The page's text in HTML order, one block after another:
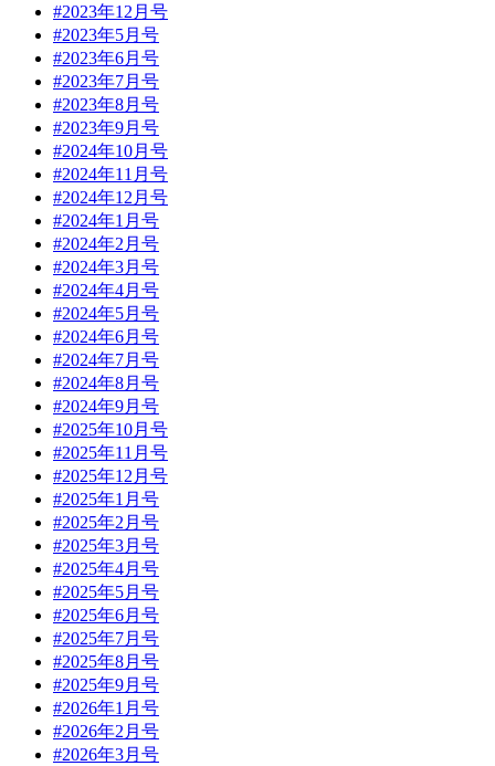
#2023年12月号
#2023年5月号
#2023年6月号
#2023年7月号
#2023年8月号
#2023年9月号
#2024年10月号
#2024年11月号
#2024年12月号
#2024年1月号
#2024年2月号
#2024年3月号
#2024年4月号
#2024年5月号
#2024年6月号
#2024年7月号
#2024年8月号
#2024年9月号
#2025年10月号
#2025年11月号
#2025年12月号
#2025年1月号
#2025年2月号
#2025年3月号
#2025年4月号
#2025年5月号
#2025年6月号
#2025年7月号
#2025年8月号
#2025年9月号
#2026年1月号
#2026年2月号
#2026年3月号